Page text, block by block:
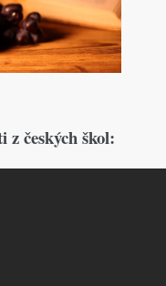
českých škol: